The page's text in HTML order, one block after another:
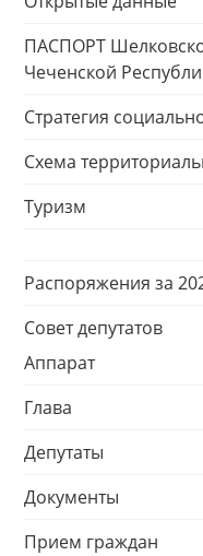
ПАСПОРТ
Чеченской
Стратегия
Схема
Туризм
Распоряжения за
Совет депутатов
Аппарат
Глава
Депутаты
Документы
Прием граждан